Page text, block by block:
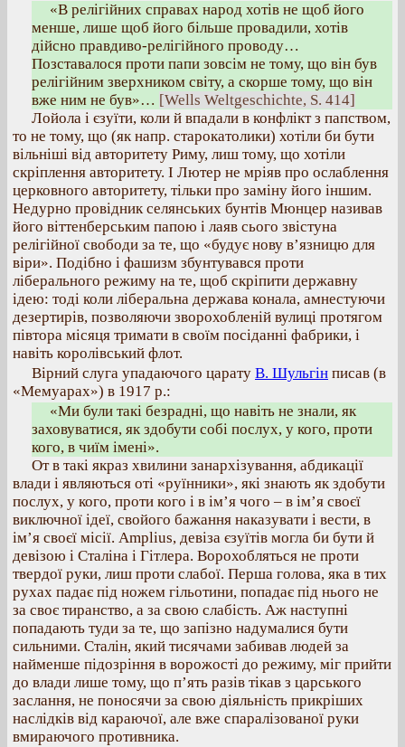
«В релігійних справах народ хотів не щоб його
менше, лише щоб його більше провадили, хотів
дійсно правдиво-релігійного проводу…
Позставалося проти папи зовсім не тому, що він був
релігійним зверхником світу, а скорше тому, що він
вже ним не був»… [Wells Weltgeschichte, S. 414]
Лойола і єзуїти, коли й впадали в конфлікт з папством,
то не тому, що (як напр. старокатолики) хотіли би бути
вільніші від авторитету Риму, лиш тому, що хотіли
скріплення авторитету. І Лютер не мріяв про ослаблення
церковного авторитету, тільки про заміну його іншим.
Недурно провідник селянських бунтів Мюнцер називав
його віттенберським папою і лаяв сього звістуна
релігійної свободи за те, що «будує нову в’язницю для
віри». Подібно і фашизм збунтувався проти
ліберального режиму на те, щоб скріпити державну
ідею: тоді коли ліберальна держава конала, амнестуючи
дезертирів, позволяючи зворохобленій вулиці протягом
півтора місяця тримати в своїм посіданні фабрики, і
навіть королівський флот.
Вірний слуга упадаючого царату В. Шульгін писав (в
«Мемуарах») в 1917 р.:
«Ми були такі безрадні, що навіть не знали, як
заховуватися, як здобути собі послух, у кого, проти
кого, в чиїм імені».
От в такі якраз хвилини занархізування, абдикації
влади і являються оті «руїнники», які знають як здобути
послух, у кого, проти кого і в ім’я чого – в ім’я своєї
виключної ідеї, свойого бажання наказувати і вести, в
ім’я своєї місії. Amplius, девіза єзуїтів могла би бути й
девізою і Сталіна і Гітлера. Ворохобляться не проти
твердої руки, лиш проти слабої. Перша голова, яка в тих
рухах падає під ножем гільотини, попадає під нього не
за своє тиранство, а за свою слабість. Аж наступні
попадають туди за те, що запізно надумалися бути
сильними. Сталін, який тисячами забивав людей за
найменше підозріння в ворожості до режиму, міг прийти
до влади лише тому, що п’ять разів тікав з царського
заслання, не поносячи за свою діяльність прикріших
наслідків від караючої, але вже спаралізованої руки
вмираючого противника.